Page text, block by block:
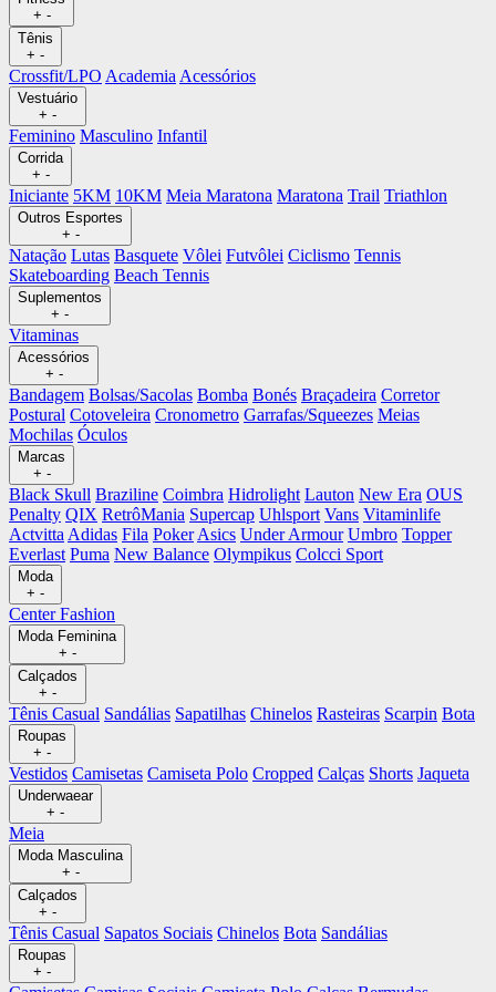
+ -
Tênis
+ -
Crossfit/LPO Academia Acessórios
Vestuário
+ -
Feminino Masculino Infantil
Corrida
+ -
Iniciante 5KM 10KM Meia Maratona Maratona Trail Triathlon
Outros Esportes
+ -
Natação Lutas Basquete Vôlei Futvôlei Ciclismo Tennis
Skateboarding Beach Tennis
Suplementos
+ -
Vitaminas
Acessórios
+ -
Bandagem Bolsas/Sacolas Bomba Bonés Braçadeira Corretor
Postural Cotoveleira Cronometro Garrafas/Squeezes Meias
Mochilas Óculos
Marcas
+ -
Black Skull Braziline Coimbra Hidrolight Lauton New Era OUS
Penalty QIX RetrôMania Supercap Uhlsport Vans Vitaminlife
Actvitta Adidas Fila Poker Asics Under Armour Umbro Topper
Everlast Puma New Balance Olympikus Colcci Sport
Moda
+ -
Center Fashion
Moda Feminina
+ -
Calçados
+ -
Tênis Casual Sandálias Sapatilhas Chinelos Rasteiras Scarpin Bota
Roupas
+ -
Vestidos Camisetas Camiseta Polo Cropped Calças Shorts Jaqueta
Underwaear
+ -
Meia
Moda Masculina
+ -
Calçados
+ -
Tênis Casual Sapatos Sociais Chinelos Bota Sandálias
Roupas
+ -